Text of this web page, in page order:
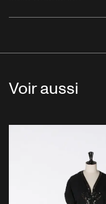
Voir aussi